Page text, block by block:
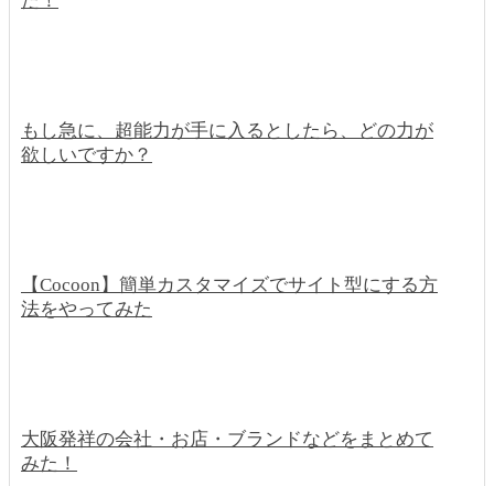
もし急に、超能力が手に入るとしたら、どの力が
欲しいですか？
【Cocoon】簡単カスタマイズでサイト型にする方
法をやってみた
大阪発祥の会社・お店・ブランドなどをまとめて
みた！